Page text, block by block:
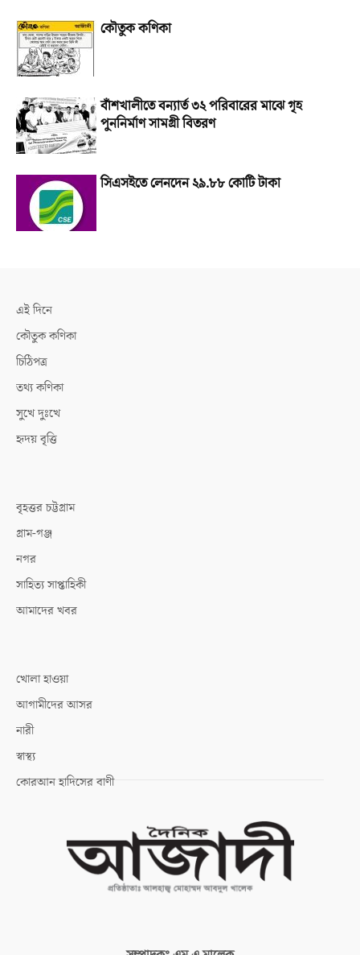
কৌতুক কণিকা
বাঁশখালীতে বন্যার্ত ৩২ পরিবারের মাঝে গৃহ
পুননির্মাণ সামগ্রী বিতরণ
সিএসইতে লেনদেন ২৯.৮৮ কোটি টাকা
এই দিনে
কৌতুক কণিকা
চিঠিপত্র
তথ্য কণিকা
সুখে দুঃখে
হৃদয় বৃত্তি
বৃহত্তর চট্টগ্রাম
গ্রাম-গঞ্জ
নগর
সাহিত্য সাপ্তাহিকী
আমাদের খবর
খোলা হাওয়া
আগামীদের আসর
নারী
স্বাস্থ্য
কোরআন হাদিসের বাণী